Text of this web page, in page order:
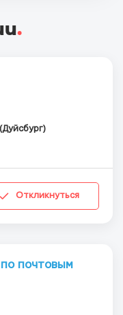
.
Откликнуться
почтовым